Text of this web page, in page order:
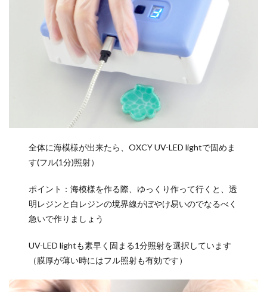
全体に海模様が出来たら、OXCY UV-LED lightで固めま
す(フル(1分)照射）
ポイント：海模様を作る際、ゆっくり作って行くと、透
明レジンと白レジンの境界線がぼやけ易いのでなるべく
急いで作りましょう
UV-LED lightも素早く固まる1分照射を選択しています
（膜厚が薄い時にはフル照射も有効です）